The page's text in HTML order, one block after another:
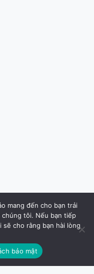
mang đến cho bạn trải
tôi. Nếu bạn tiếp
cho rằng bạn hài lòng
bảo mật